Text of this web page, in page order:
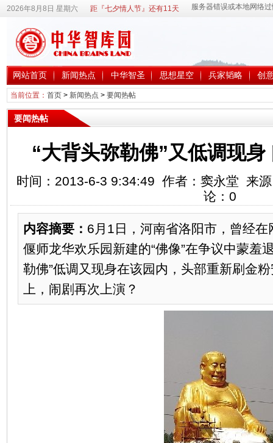
2026年8月8日 星期六 距『七夕情人节』还有11天
网站首页 新闻热点 中华智圣 思想星空 兵家韬略 创
当前位置： 首页> 新闻热点 > 要闻热帖
要闻热帖
“大背头弥勒佛”又低调现
时间：2013-6-3 9:34:49 作者：窦永堂 来
论： 0
内容摘要： 6月1日，河南省洛阳市，曾经
偃师龙华欢乐园新建的“佛像”在争议中蒙羞
勒佛”低调又现身在该园内，头部重新刷金
上，闹剧再次上演？